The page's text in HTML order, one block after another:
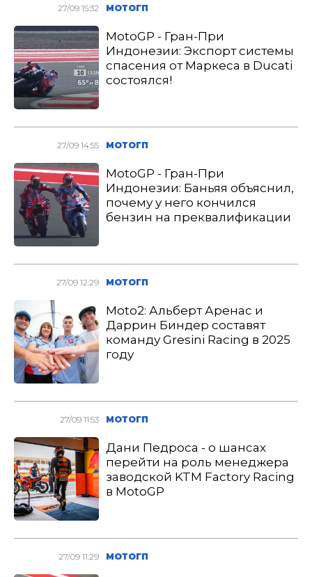
27/09 15:32 МОТОГП
MotoGP - Гран-При
Индонезии: Экспорт системы
спасения от Маркеса в Ducati
состоялся!
27/09 14:55 МОТОГП
MotoGP - Гран-При
Индонезии: Баньяя объяснил,
почему у него кончился
бензин на преквалификации
27/09 12:29 МОТОГП
Moto2: Альберт Аренас и
Даррин Биндер составят
команду Gresini Racing в 2025
году
27/09 11:53 МОТОГП
Дани Педроса - о шансах
перейти на роль менеджера
заводской KTM Factory Racing
в MotoGP
27/09 11:29 МОТОГП